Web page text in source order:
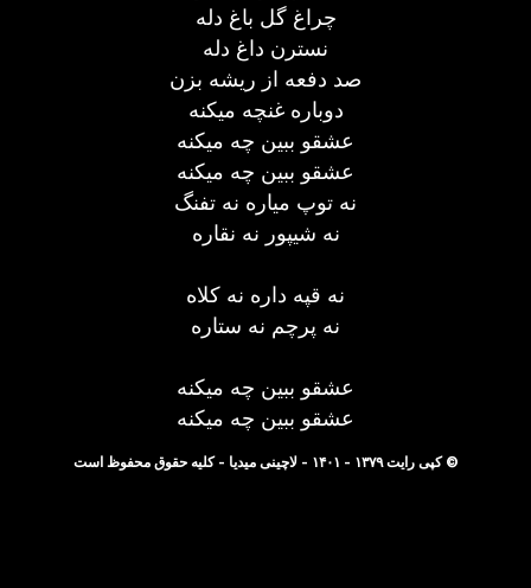
چراغ گل باغ دله
نسترن داغ دله
صد دفعه از ریشه بزن
دوباره غنچه میکنه
عشقو ببین چه میکنه
عشقو ببین چه میکنه
نه توپ میاره نه تفنگ
نه شیپور نه نقاره
نه قپه داره نه کلاه
نه پرچم نه ستاره
عشقو ببین چه میکنه
عشقو ببین چه میکنه
© کپی رایت ۱۳۷۹ - ۱۴۰۱ - لاچینی میدیا - کلیه حقوق محفوظ است